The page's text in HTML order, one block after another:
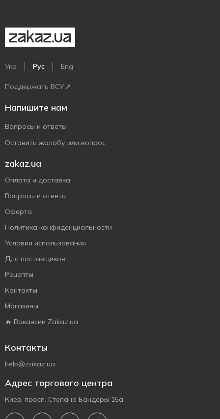
Укр Рус Eng
Поддержать ВСУ
Напишите нам
Вопросы и ответы
Оставить жалобу или вопрос
zakaz.ua
Оплата и доставка
Вопросы и ответы
Оферта
Политика конфиденциальности
Условия использования
Для поставщиков
Рецепты
Контакты
Магазины
🔥 Вакансии Zakaz.ua
Контакты
help@zakaz.ua
Адрес торгового центра
Киев, просп. Степана Бандеры 15а